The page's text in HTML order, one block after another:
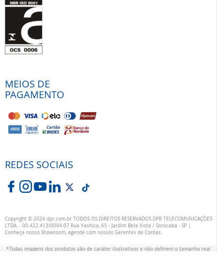
MEIOS DE
PAGAMENTO
REDES SOCIAIS
Copyright © 2024 dpr.com.br TODOS OS DIREITOS RESERVADOS DPR TELECOMUNICAÇÕES
LTDA. - 00.422.413/0004-07 Rua Yashica, 65 - Jardim Bela Vista / Sorocaba - SP |
Conheça nosso Showroom, agende com nossos Gerentes de Contas.
*Todas imagens dos produtos são de caráter ilustrativos e não definem o tamanho real